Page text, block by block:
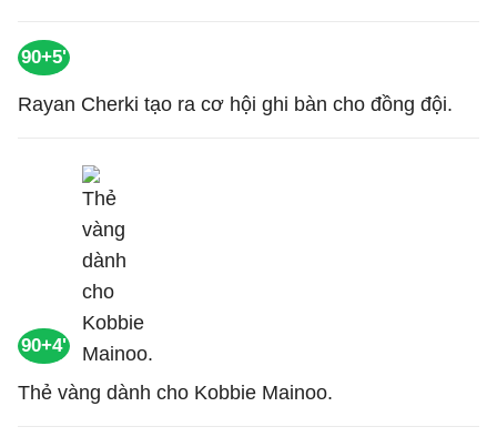
90+5'
Rayan Cherki tạo ra cơ hội ghi bàn cho đồng đội.
90+4'
Thẻ vàng dành cho Kobbie Mainoo.